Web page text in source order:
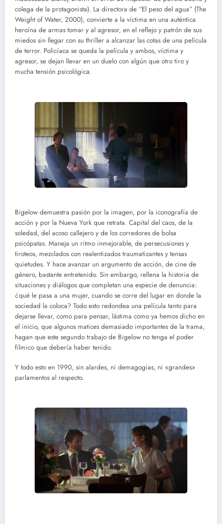
colega de la protagonista). La directora de “El peso del agua” (The
Weight of Water, 2000), convierte a la víctima en una auténtica
heroína de armas tomar y al agresor, en el reflejo y patrón de sus
miedos sin llegar con su thriller a alcanzar las cotas de una película
de terror. Policíaca se queda la película y ambos, víctima y
agresor, se dejan llevar en un duelo con algún que otro tiro y
mucha tensión psicológica.
Bigelow demuestra pasión por la imagen, por la iconografía de
acción y por la Nueva York que retrata. Capital del caos, de la
soledad, del acoso callejero y de los corredores de bolsa
psicópatas. Maneja un ritmo inmejorable, de persecusiones y
tiroteos, mezclados con realentizados traumatizantes y tensas
quietudes. Y hace avanzar un argumento de acción, de cine de
género, bastante entretenido. Sin embargo, rellena la historia de
situaciones y diálogos que completan una especie de denuncia:
¿qué le pasa a una mujer, cuando se corre del lugar en donde la
sociedad la coloca? Todo esto redondea una película tanto para
dejarse llevar, como para pensar, lástima como ya hemos dicho en
el inicio, que algunos matices demasiado importantes de la trama,
hagan que este segundo trabajo de Bigelow no tenga el poder
fílmico que debería haber tenido.
Y todo esto en 1990, sin alardes, ni demagogias, ni «grandes»
parlamentos al respecto.